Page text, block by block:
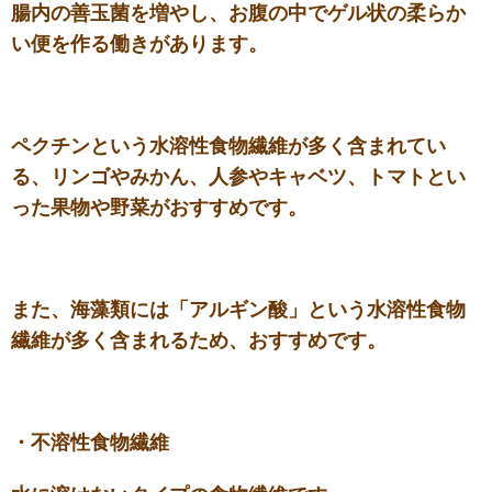
腸内の善玉菌を増やし、お腹の中でゲル状の柔らか
い便を作る働きがあります。
ペクチンという水溶性食物繊維が多く含まれてい
る、リンゴやみかん、人参やキャベツ、トマトとい
った果物や野菜がおすすめです。
また、海藻類には「アルギン酸」という水溶性食物
繊維が多く含まれるため、おすすめです。
・不溶性食物繊維